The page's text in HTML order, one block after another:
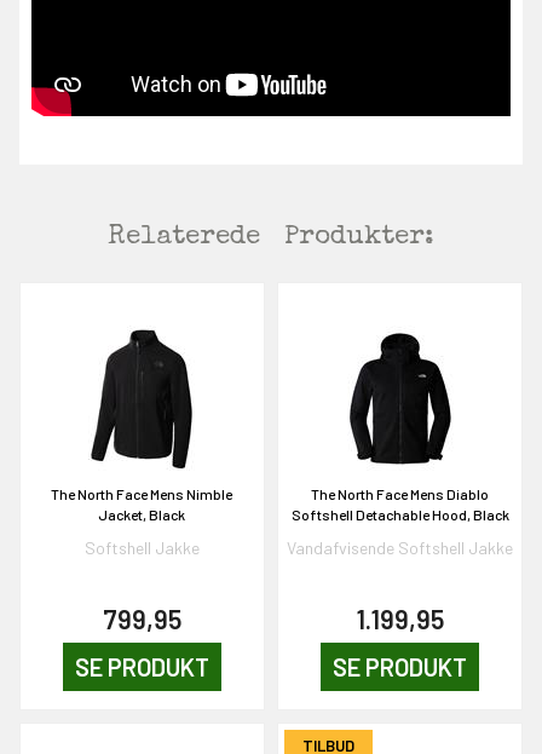
Relaterede Produkter:
The North Face Mens Nimble
Jacket, Black
Softshell Jakke
799,95
SE PRODUKT
The North Face Mens Diablo
Softshell Detachable Hood, Black
Vandafvisende Softshell Jakke
1.199,95
SE PRODUKT
TILBUD
om et gavekort på
om måneden